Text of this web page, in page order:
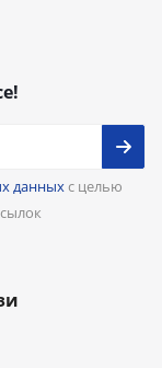
данныхс целью